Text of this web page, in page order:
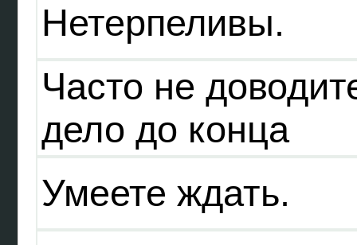
Нетерпеливы.
Часто не
дело до конца
Умеете ждать.